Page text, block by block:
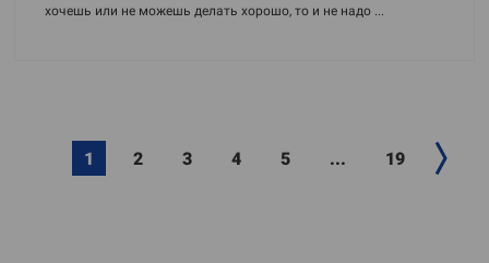
хочешь или не можешь делать хорошо, то и не надо ...
1 2 3 4 5 ... 19